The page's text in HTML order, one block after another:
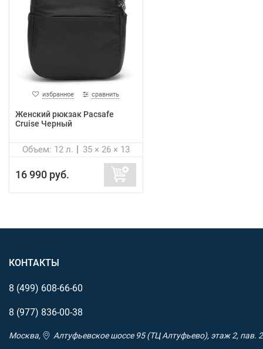
избранное сравнить
Женский рюкзак Pacsafe
Cruise Черный
35 × 26 × 13
Объем: 12 л.
16 990 руб.
КОНТАКТЫ
8 (499) 608-66-60
8 (977) 836-00-38
Москва, Алтуфьевское шоссе 95 (ТЦ Алтуфьево), этаж 2, пав. 2